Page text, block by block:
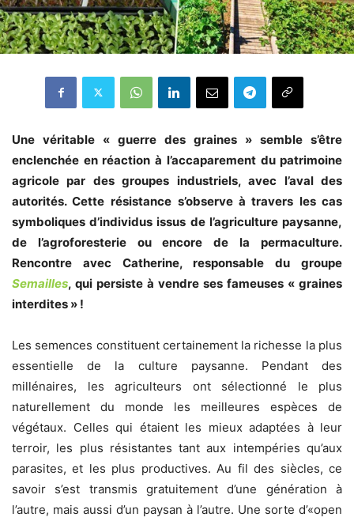
Une véritable « guerre des graines » semble s’être
enclenchée en réaction à l’accaparement du patrimoine
agricole par des groupes industriels, avec l’aval des
autorités. Cette résistance s’observe à travers les cas
symboliques d’individus issus de l’agriculture paysanne,
de l’agroforesterie ou encore de la permaculture.
Rencontre avec Catherine, responsable du groupe
Semailles, qui persiste à vendre ses fameuses « graines
interdites » !
Les semences constituent certainement la richesse la plus
essentielle de la culture paysanne. Pendant des
millénaires, les agriculteurs ont sélectionné le plus
naturellement du monde les meilleures espèces de
végétaux. Celles qui étaient les mieux adaptées à leur
terroir, les plus résistantes tant aux intempéries qu’aux
parasites, et les plus productives. Au fil des siècles, ce
savoir s’est transmis gratuitement d’une génération à
l’autre, mais aussi d’un paysan à l’autre. Une sorte d’«open